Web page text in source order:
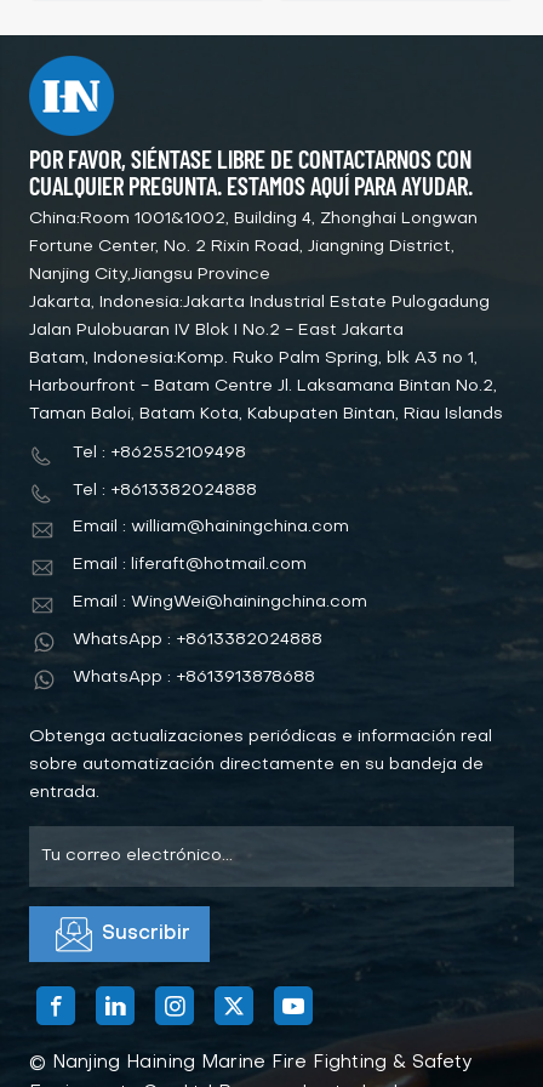
POR FAVOR, SIÉNTASE LIBRE DE CONTACTARNOS CON
CUALQUIER PREGUNTA. ESTAMOS AQUÍ PARA AYUDAR.
China:Room 1001&1002, Building 4, Zhonghai Longwan
Fortune Center, No. 2 Rixin Road, Jiangning District,
Nanjing City,Jiangsu Province
Jakarta, Indonesia:Jakarta Industrial Estate Pulogadung
Jalan Pulobuaran IV Blok I No.2 - East Jakarta
Batam, Indonesia:Komp. Ruko Palm Spring, blk A3 no 1,
Harbourfront - Batam Centre Jl. Laksamana Bintan No.2,
Taman Baloi, Batam Kota, Kabupaten Bintan, Riau Islands
Tel : +862552109498
Tel : +8613382024888
Email : william@hainingchina.com
Email : liferaft@hotmail.com
Email : WingWei@hainingchina.com
WhatsApp : +8613382024888
WhatsApp : +8613913878688
Obtenga actualizaciones periódicas e información real
sobre automatización directamente en su bandeja de
entrada.
© Nanjing Haining Marine Fire Fighting & Safety